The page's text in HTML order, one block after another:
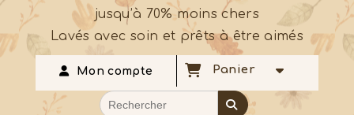
jusqu’à 70% moins chers
Lavés avec soin et prêts à être aimés
Mon compte Panier